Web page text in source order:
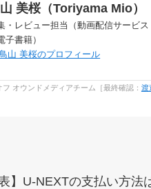
美桜（Toriyama Mio）
・レビュー担当（動画配信サービス
子書籍）
山 美桜のプロフィール
オウンドメディアチーム［最終確認： 渡
表】U-NEXTの支払い方法